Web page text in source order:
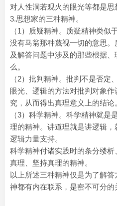
对人性洞若观火的眼光等都是思
3.思想家的三种精神。
（1）质疑精神。质疑精神类似
没有马翁那种蔑视一切的意思
及解答问题中涉及的那些根据
么。
（2）批判精神。批判不是否定
眼光、逻辑的方法对批判对象
究，从而得出真理意义上的结论
（3）科学精神。科学精神就是
理的精神。讲道理就是讲逻辑
逻辑力量支持。
科学精神付诸实践时的条分缕
真理、坚持真理的精神。
以上所述三种精神仅是为了解
神都有内在联系，是密不可分的